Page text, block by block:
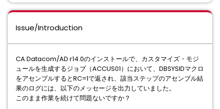
Issue/Introduction
CA Datacom/AD r14.0のインストールで、カスタマイズ・モジ
ュールを生成するジョブ（ACCUS01）において、DBSYSIDマクロ
をアセンブルするとRC=1で返され、該当ステップのアセンブル結
果のログには、以下のメッセージを出力していました。
このまま作業を続けて問題ないですか？